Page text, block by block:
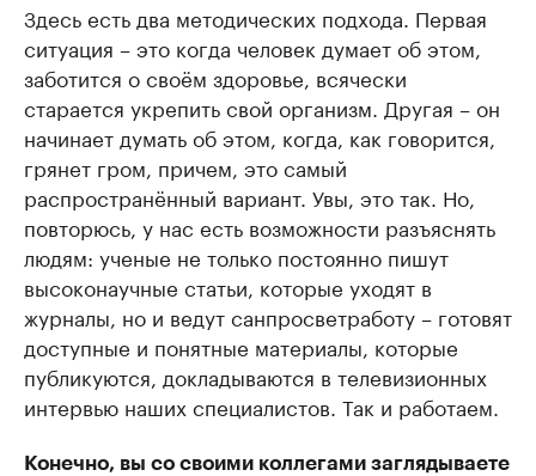
Здесь есть два методических подхода. Первая
ситуация – это когда человек думает об этом,
заботится о своём здоровье, всячески
старается укрепить свой организм. Другая – он
начинает думать об этом, когда, как говорится,
грянет гром, причем, это самый
распространённый вариант. Увы, это так. Но,
повторюсь, у нас есть возможности разъяснять
людям: ученые не только постоянно пишут
высоконаучные статьи, которые уходят в
журналы, но и ведут санпросветработу – готовят
доступные и понятные материалы, которые
публикуются, докладываются в телевизионных
интервью наших специалистов. Так и работаем.
Конечно, вы со своими коллегами заглядываете